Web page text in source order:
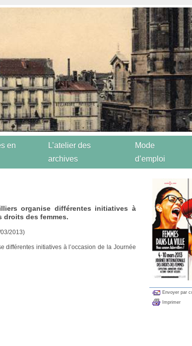
en
L’atelier des
archives
Mode
d’emploi
organise différentes initiatives à
droits des femmes.
2013)
différentes initiatives à l’occasion de la Journée
Envoyer par
Imprimer